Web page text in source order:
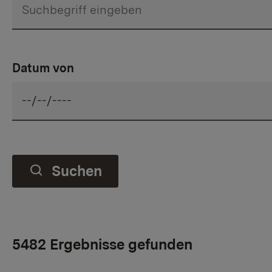
Datum von
Suchen
5482 Ergebnisse gefunden